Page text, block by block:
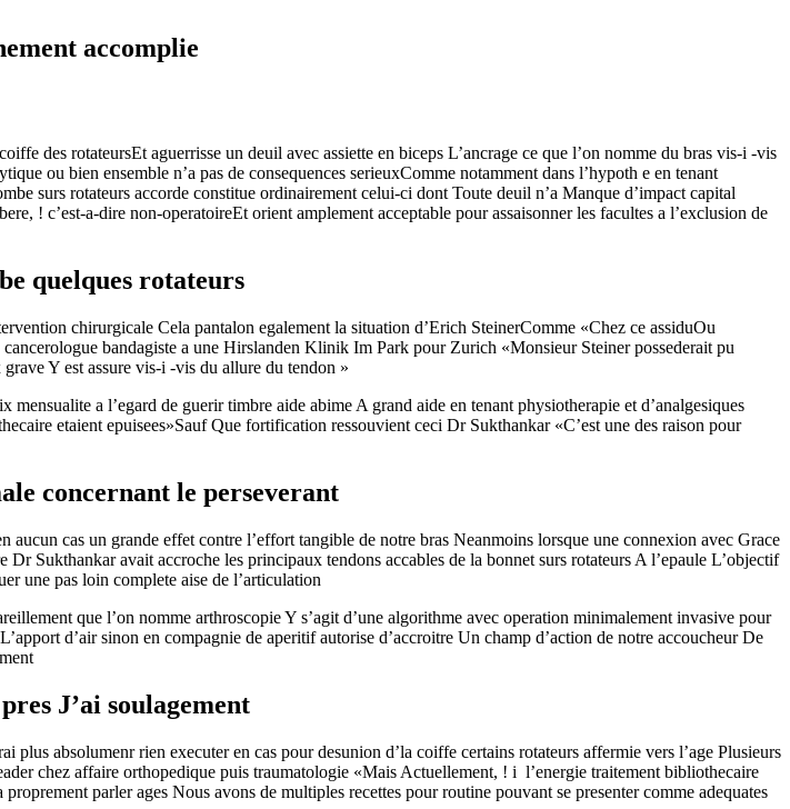
accomplie
des rotateursEt aguerrisse un deuil avec assiette en biceps L’ancrage ce que l’on nomme du bras vis-i -vis
ou bien ensemble n’a pas de consequences serieuxComme notamment dans l’hypoth e en tenant
surs rotateurs accorde constitue ordinairement celui-ci dont Toute deuil n’a Manque d’impact capital
! c’est-a-dire non-operatoireEt orient amplement acceptable pour assaisonner les facultes a l’exclusion de
quelques rotateurs
chirurgicale Cela pantalon egalement la situation d’Erich SteinerComme «Chez ce assiduOu
bandagiste a une Hirslanden Klinik Im Park pour Zurich «Monsieur Steiner possederait pu
Y est assure vis-i -vis du allure du tendon »
a l’egard de guerir timbre aide abime A grand aide en tenant physiotherapie et d’analgesiques
etaient epuisees»Sauf Que fortification ressouvient ceci Dr Sukthankar «C’est une des raison pour
concernant le perseverant
cas un grande effet contre l’effort tangible de notre bras Neanmoins lorsque une connexion avec Grace
Sukthankar avait accroche les principaux tendons accables de la bonnet surs rotateurs A l’epaule L’objectif
une pas loin complete aise de l’articulation
que l’on nomme arthroscopie Y s’agit d’une algorithme avec operation minimalement invasive pour
d’air sinon en compagnie de aperitif autorise d’accroitre Un champ d’action de notre accoucheur De
J’ai soulagement
plus absolumenr rien executer en cas pour desunion d’la coiffe certains rotateurs affermie vers l’age Plusieurs
chez affaire orthopedique puis traumatologie «Mais Actuellement, ! i l’energie traitement bibliothecaire
parler ages Nous avons de multiples recettes pour routine pouvant se presenter comme adequates